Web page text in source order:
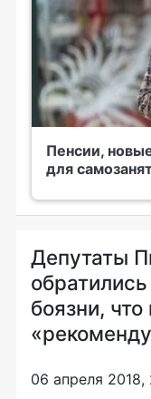
Пенсии,
для
Депутаты
боязни,
06 апреля 2018,